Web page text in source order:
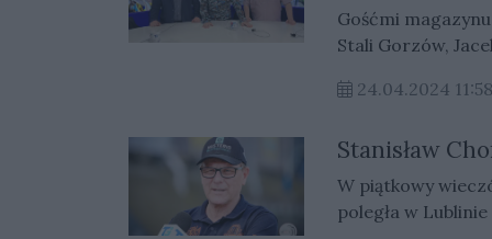
Gośćmi
Stali Gorzów,
Miasto.
24.04.2024 11:58
Stanisław
W piątkowy
poległa w